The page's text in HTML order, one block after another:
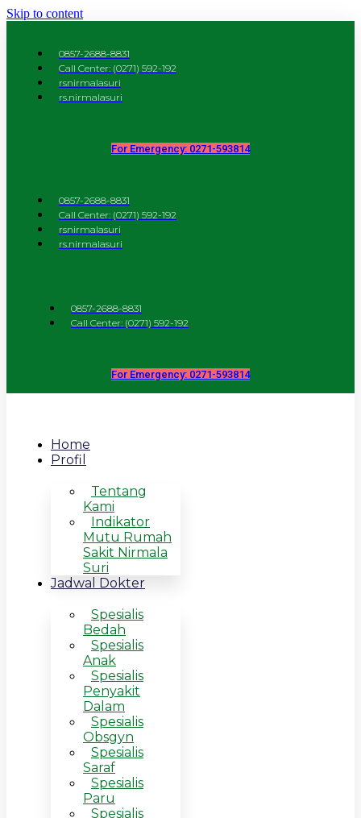
Skip to content
0857-2688-8831
Call Center: (0271) 592-192
rsnirmalasuri
rs.nirmalasuri
For Emergency: 0271-593814
0857-2688-8831
Call Center: (0271) 592-192
rsnirmalasuri
rs.nirmalasuri
0857-2688-8831
Call Center: (0271) 592-192
For Emergency: 0271-593814
Home
Profil
Tentang
Kami
Indikator
Mutu Rumah
Sakit Nirmala
Suri
Jadwal Dokter
Spesialis
Bedah
Spesialis
Anak
Spesialis
Penyakit
Dalam
Spesialis
Obsgyn
Spesialis
Saraf
Spesialis
Paru
Spesialis